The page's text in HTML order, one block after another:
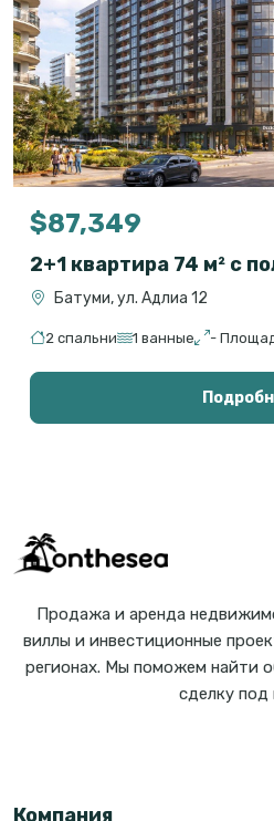
$87,349
Батуми, ул. Адлиа 12
2 спальни 1 ванные -
Продажа и аренда
виллы и инвестиционные
регионах. Мы поможем найти
сделку под
Компания